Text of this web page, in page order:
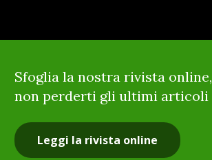
Sfoglia la nostra rivista online,
non perderti gli ultimi articoli
Leggi la rivista online